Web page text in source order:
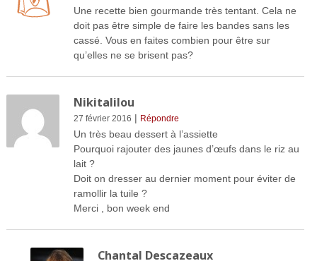
Une recette bien gourmande très tentant. Cela ne
doit pas être simple de faire les bandes sans les
cassé. Vous en faites combien pour être sur
qu’elles ne se brisent pas?
Nikitalilou
27 février 2016 | Répondre
Un très beau dessert à l’assiette
Pourquoi rajouter des jaunes d’œufs dans le riz au
lait ?
Doit on dresser au dernier moment pour éviter de
ramollir la tuile ?
Merci , bon week end
Chantal Descazeaux